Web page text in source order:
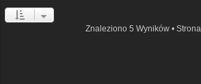
Znaleziono 5 Wyników • Strona